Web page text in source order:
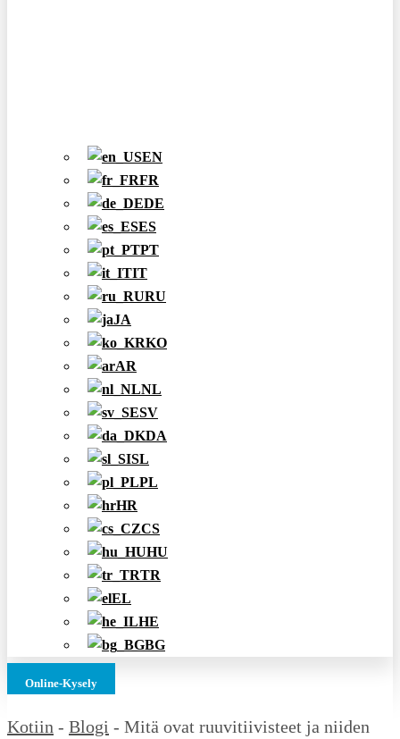
EN
FR
DE
ES
PT
IT
RU
JA
KO
AR
NL
SV
DA
SL
PL
HR
CS
HU
TR
EL
HE
BG
Online-Kysely
Kotiin - Blogi - Mitä ovat ruuvitiivisteet ja niiden